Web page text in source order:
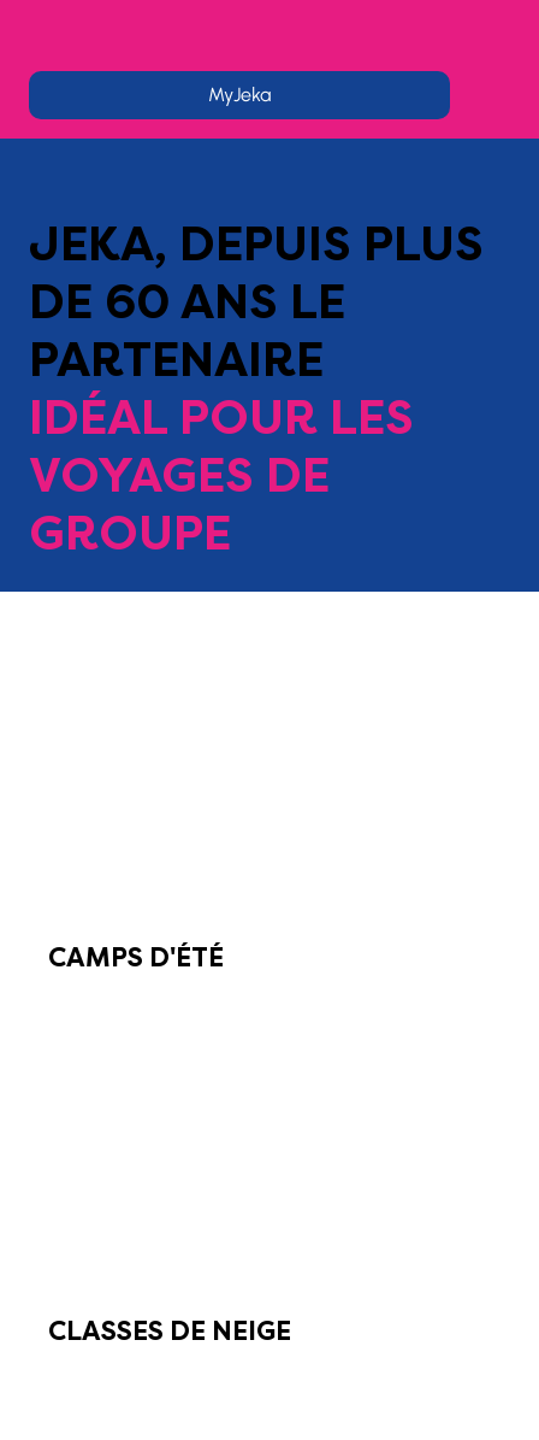
MyJeka
JEKA, DEPUIS PLUS
DE 60 ANS LE
PARTENAIRE
IDÉAL POUR LES
VOYAGES DE
GROUPE
CAMPS D'ÉTÉ
CLASSES DE NEIGE